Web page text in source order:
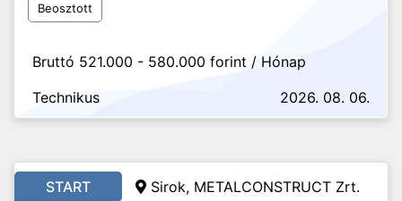
Beosztott
Bruttó 521.000 - 580.000 forint / Hónap
Technikus
2026. 08. 06.
START Sirok, METALCONSTRUCT Zrt.